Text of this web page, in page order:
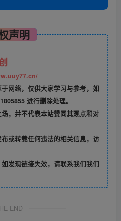
声明
网络，仅供大家学习与参考，如
进行删除处理。
，并不代表本站赞同其观点和对
或转载任何违法的相关信息，访
发现链接失效，请联系我们我们
END